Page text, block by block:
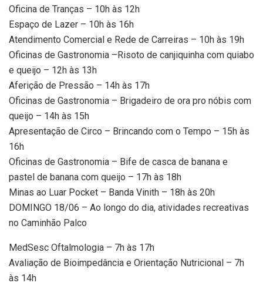
Oficina de Tranças – 10h às 12h
Espaço de Lazer – 10h às 16h
Atendimento Comercial e Rede de Carreiras – 10h às 19h
Oficinas de Gastronomia –Risoto de canjiquinha com quiabo
e queijo – 12h às 13h
Aferição de Pressão – 14h às 17h
Oficinas de Gastronomia – Brigadeiro de ora pro nóbis com
queijo – 14h às 15h
Apresentação de Circo – Brincando com o Tempo – 15h às
16h
Oficinas de Gastronomia – Bife de casca de banana e
pastel de banana com queijo – 17h às 18h
Minas ao Luar Pocket – Banda Vinith – 18h às 20h
DOMINGO 18/06 – Ao longo do dia, atividades recreativas
no Caminhão Palco
MedSesc Oftalmologia – 7h às 17h
Avaliação de Bioimpedância e Orientação Nutricional – 7h
às 14h